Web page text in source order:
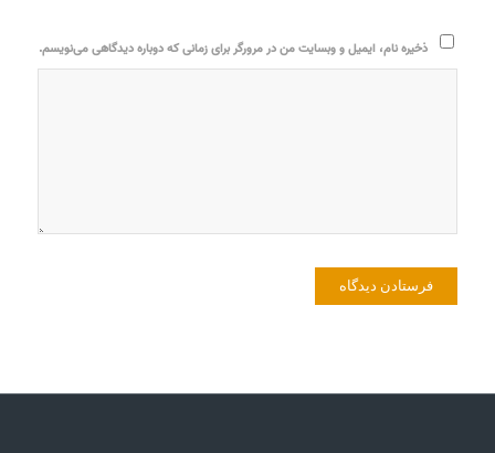
ذخیره نام، ایمیل و وبسایت من در مرورگر برای زمانی که دوباره دیدگاهی می‌نویسم.